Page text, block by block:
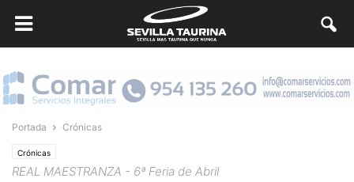
Portada Crónicas
Crónicas
REAL MAESTRANZA - 6ª Feria de Abril